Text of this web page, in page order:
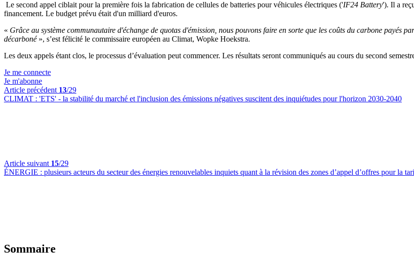
Le second appel ciblait pour la première fois la fabrication de cellules de batteries pour véhicules électriques ('IF24 Battery'). Il a
financement. Le budget prévu était d'un milliard d'euros.
« Grâce au système communautaire d'échange de quotas d'émission, nous pouvons faire en sorte que les coûts du carbone payés
décarboné», s’est félicité le commissaire européen au Climat, Wopke Hoekstra.
Les deux appels étant clos, le processus d’évaluation peut commencer. Les résultats seront communiqués au cours du second
Je me connecte
Je m'abonne
Article précédent 13/29
CLIMAT : 'ETS' - la stabilité du marché et l'inclusion des émissions négatives suscitent des inquiétudes pour l'horizon 2030-2040
Article suivant 15/29
ÉNERGIE : plusieurs acteurs du secteur des énergies renouvelables inquiets quant à la révision des zones d’appel d’offres pour la
Sommaire